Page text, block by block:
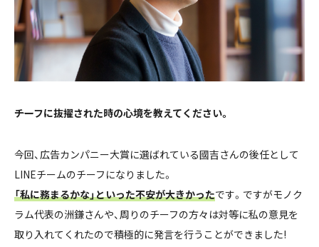
――チーフに抜擢された時の心境を教えてください。
今回、広告カンパニー大賞に選ばれている國吉さんの後任として
LINEチームのチーフになりました。
「私に務まるかな」といった不安が大きかったです。ですがモノク
ラム代表の洲鎌さんや、周りのチーフの方々は対等に私の意見を
取り入れてくれたので積極的に発言を行うことができました!